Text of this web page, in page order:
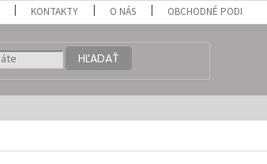
KONTAKTY O NÁS OBCHODNÉ PODMIENKY
HĽADAŤ